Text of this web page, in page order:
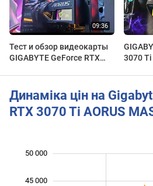
Тест и обзор видеокарты
GIGABYTE GeForce RTX
3070 Ti
Динаміка цін на
RTX 3070 Ti AORUS
45 000
50 000